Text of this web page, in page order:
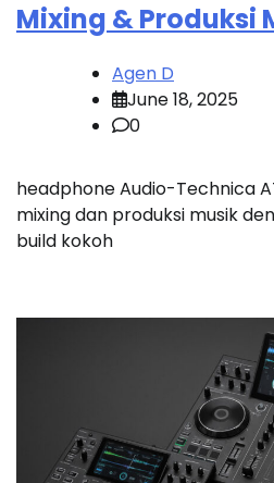
Mixing & Produksi
Agen D
June 18, 2025
0
headphone Audio-Technica
mixing dan produksi musik
build kokoh